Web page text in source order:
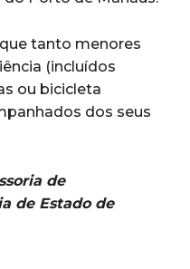
tanto menores
(incluídos
ou bicicleta
dos seus
de
de Estado de